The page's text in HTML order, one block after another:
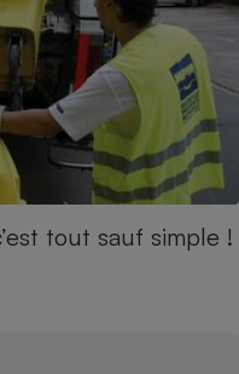
tout sauf simple !